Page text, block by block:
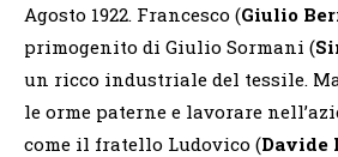
Agosto 1922. Francesco (Giulio
primogenito di Giulio Sormani (
un ricco industriale del tessile.
le orme paterne e lavorare
come il fratello Ludovico (Davide